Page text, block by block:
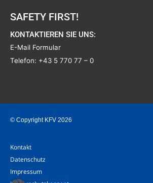
SAFETY FIRST!
KONTAKTIEREN SIE UNS:
E-Mail Formular
Telefon: +43 5 770 77 – 0
© Copyright KFV 2026
Kontakt
Datenschutz
Impressum